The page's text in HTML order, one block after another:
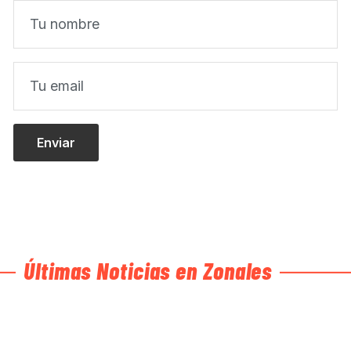
Últimas Noticias en Zonales